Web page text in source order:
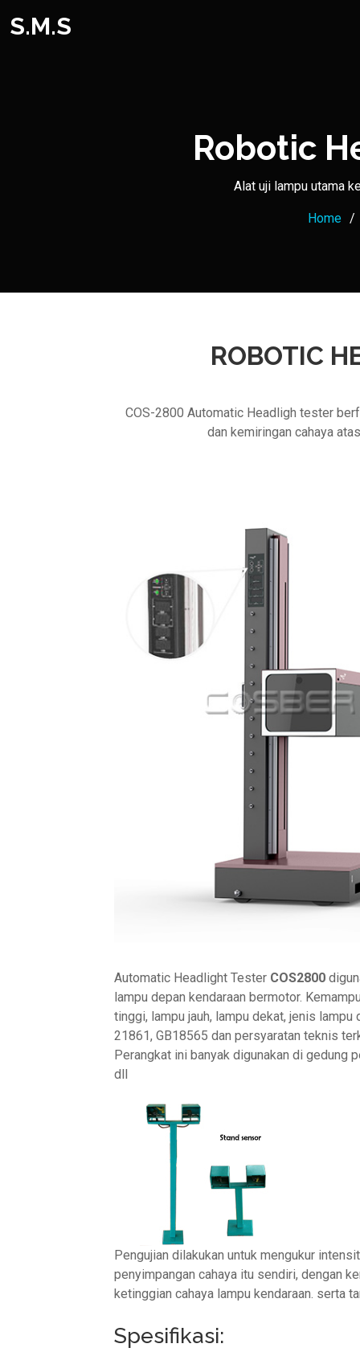
S.M.S
Robotic
Alat uji lampu utama
Home
ROBOTIC
COS-2800 Automatic Headligh tester
dan kemiringan cahaya
Automatic Headlight Tester COS2800
lampu depan kendaraan bermotor.
tinggi, lampu jauh, lampu dekat, jenis
21861, GB18565 dan persyaratan teknis
Perangkat ini banyak digunakan di gedung
dll
Pengujian dilakukan untuk mengukur
penyimpangan cahaya itu sendiri, dengan
ketinggian cahaya lampu kendaraan. serta
Spesifikasi: